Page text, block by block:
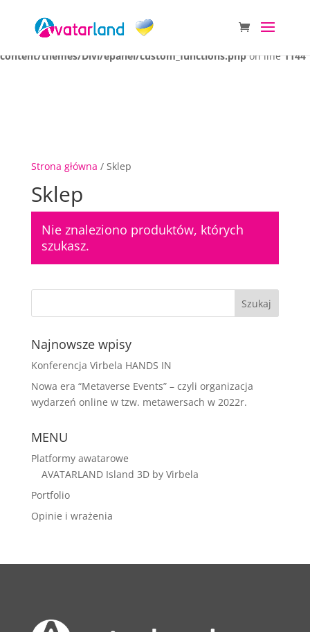
Warning: Attempt to read property "ID" on null in
/home/klient.dhosting.pl/ddit/avavent.eu-na3n/public_html/wp-
content/themes/Divi/epanel/custom_functions.phpon line1144
Strona główna / Sklep
Sklep
Nie znaleziono produktów, których
szukasz.
Najnowsze wpisy
Konferencja Virbela HANDS IN
Nowa era “Metaverse Events” – czyli organizacja
wydarzeń online w tzw. metawersach w 2022r.
MENU
Platformy awatarowe
AVATARLAND Island 3D by Virbela
Portfolio
Opinie i wrażenia